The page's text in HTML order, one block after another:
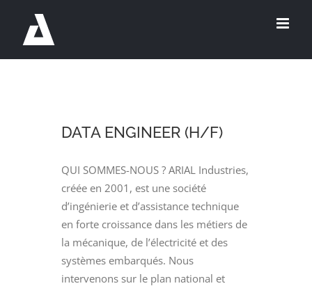
contenu
DATA ENGINEER (H/F)
QUI SOMMES-NOUS ? ARIAL Industries,
créée en 2001, est une société
d’ingénierie et d’assistance technique
en forte croissance dans les métiers de
la mécanique, de l’électricité et des
systèmes embarqués. Nous
intervenons sur le plan national et